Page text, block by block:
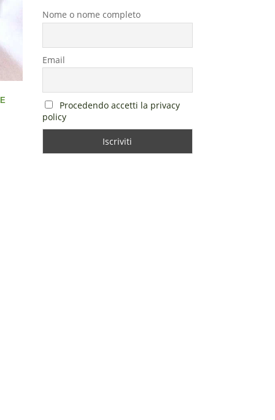
Nome o nome completo
Email
Procedendo accetti la privacy
policy